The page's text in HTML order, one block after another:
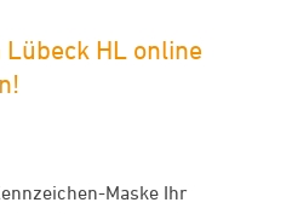
HL online
Maske Ihr